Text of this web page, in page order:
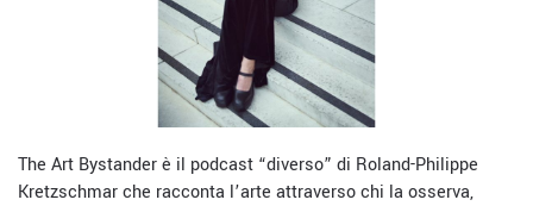
The Art Bystander è il podcast “diverso” di Roland-Philippe
Kretzschmar che racconta l’arte attraverso chi la osserva,